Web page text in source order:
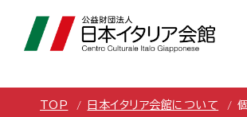
TOP 日本イタリア会館について